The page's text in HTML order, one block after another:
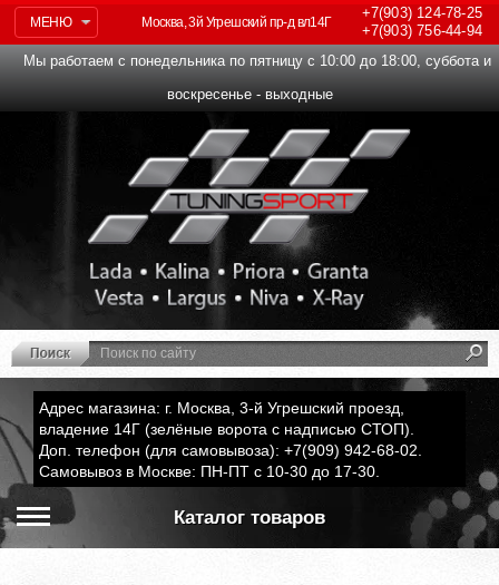
МЕНЮ
+7(903)124-78-25
+7(903)756-44-94
Москва, 3й Угрешский пр-д вл14Г
Мы работаем с понедельника по пятницу с 10:00 до 18:00, суббота и
воскресенье - выходные
Адрес магазина: г. Москва, 3-й Угрешский проезд,
владение 14Г (зелёные ворота с надписью СТОП).
Доп. телефон (для самовывоза): +7(909) 942-68-02.
Самовывоз в Москве: ПН-ПТ с 10-30 до 17-30.
Каталог товаров